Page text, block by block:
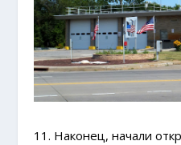
11. Наконец, начали